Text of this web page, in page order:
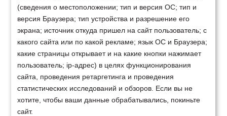
(сведения о местоположении; тип и версия ОС; тип и
версия Браузера; тип устройства и разрешение его
экрана; источник откуда пришел на сайт пользователь; с
какого сайта или по какой рекламе; язык ОС и Браузера;
какие страницы открывает и на какие кнопки нажимает
пользователь; ip-адрес) в целях функционирования
сайта, проведения ретаргетинга и проведения
статистических исследований и обзоров. Если вы не
хотите, чтобы ваши данные обрабатывались, покиньте
сайт.